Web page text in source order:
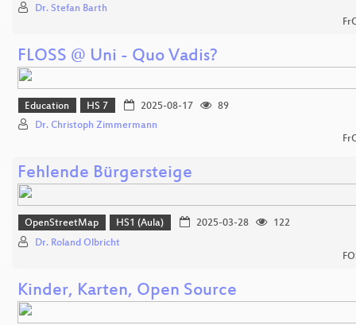
Dr. Stefan Barth
FLOSS @ Uni - Quo Vadis?
Education HS 7 2025-08-17
89
Dr. Christoph Zimmermann
Fehlende Bürgersteige
OpenStreetMap HS1 (Aula) 2025-03-28
122
Dr. Roland Olbricht
Kinder, Karten, Open Source